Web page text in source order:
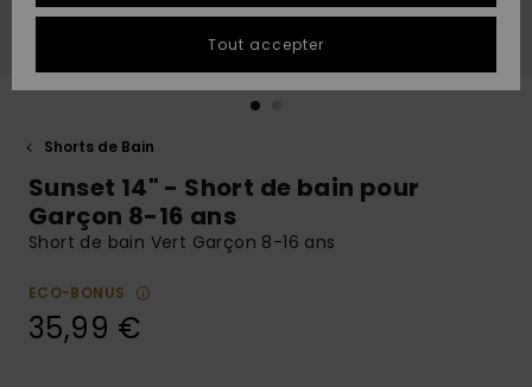
conversation
plus rapide
à votre
question.
Shorts de Bain
Sunset 14" - Short de bain pour
Garçon 8-16 ans
Short de bain Vert Garçon 8-16 ans
ECO-BONUS
35,99 €
Tout accepter